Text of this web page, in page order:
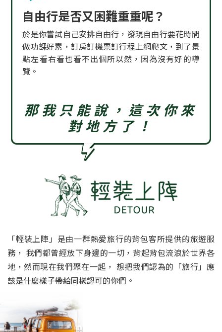
自由行是否又困難重重呢？
於是你嘗試自己安排自由行，發現自由行要花時間
做功課好累，訂房訂機票訂行程上網爬文，到了景
點左看右看也看不出個所以然，因為沒有好的導
覽。
那我只能說，這次你來
對地方了！
「輕裝上陣」是由一群熱愛旅行的背包客所提供的旅遊服
務， 我們都曾經放下身邊的一切，背起背包流浪於世界各
地，然而現在我們聚在一起， 想把我們認為的「旅行」應
該是什麼樣子帶給同樣認可的你們。